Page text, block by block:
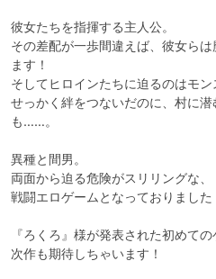
彼女たちを指揮する主人公。
その差配が一歩間違えば、彼女ら
ます！
そしてヒロインたちに迫るのはモン
せっかく絆をつないだのに、村に
も……。
異種と間男。
両面から迫る危険がスリリングな、
戦闘エロゲームとなっておりました
『ろくろ』様が発表された初めての
次作も期待しちゃいます！